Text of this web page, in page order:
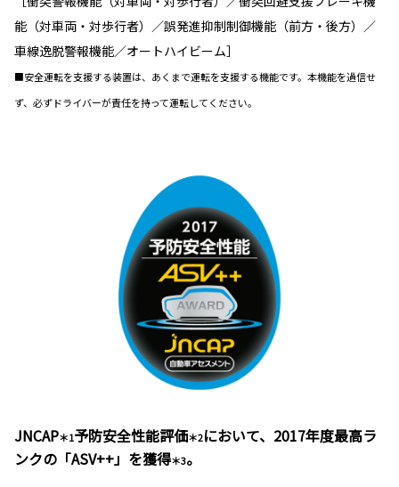
能（対車両・対歩行者）／誤発進抑制制御機能（前方・後方）／
車線逸脱警報機能／オートハイビーム］
■安全運転を支援する装置は、あくまで運転を支援する機能です。本機能を過信せ
ず、必ずドライバーが責任を持って運転してください。
JNCAP＊1予防安全性能評価＊2において、2017年度最高ラ
ンクの「ASV++」を獲得＊3。